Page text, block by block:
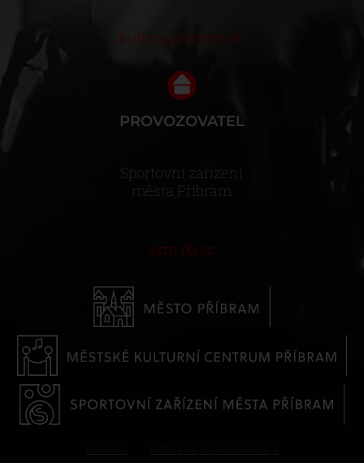
kultura.pribram.eu
PROVOZOVATEL
Sportovní zařízení
města Příbram
szm.pb.cz